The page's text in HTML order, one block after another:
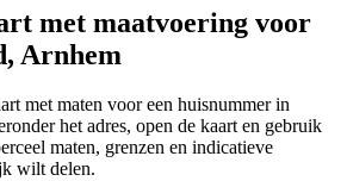
met maatvoering voor
Arnhem
met maten voor een huisnummer in
het adres, open de kaart en gebruik
maten, grenzen en indicatieve
wilt delen.